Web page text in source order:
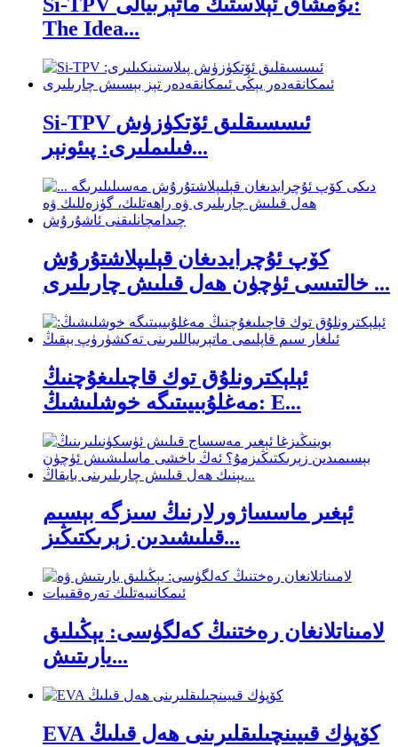
Si-TPV يۇمشاق ئېلاستىك ماتېرىيالى:
The Idea...
Si-TPV ئىسسىقلىق ئۆتكۈزۈش
فىلىملىرى: پىئونېر...
كۆپ ئۇچرايدىغان قېلىپلاشتۇرۇش
خالتىسى ئۈچۈن ھەل قىلىش چارىلىرى ...
ئېلېكترونلۇق توك قاچىلىغۇچنىڭ
مەغلۇبىيىتىگە خوشلىشىڭ: E...
ئېغىر ماسساژورلارنىڭ سىزگە بېسىم
قىلىشىدىن زېرىكتىڭىز...
لامىناتلانغان رەختنىڭ كەلگۈسى: يېڭىلىق
يارىتىش...
EVA كۆپۈك قىيىنچىلىقلىرىنى ھەل قىلىڭ